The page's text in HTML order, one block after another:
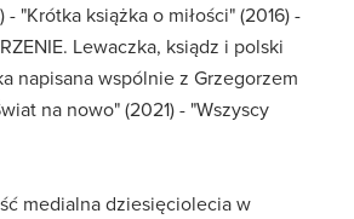
- "Krótka książka o miłości" (2016) -
Lewaczka, ksiądz i polski
napisana wspólnie z Grzegorzem
na nowo" (2021) - "Wszyscy
medialna dziesięciolecia w